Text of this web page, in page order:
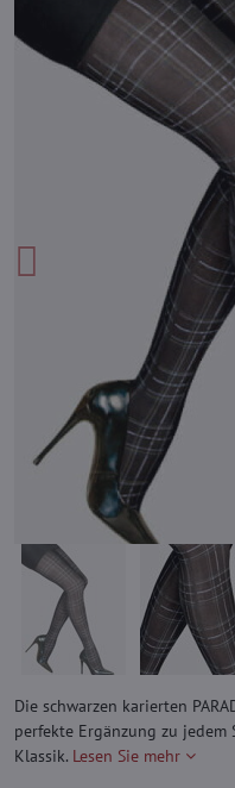
Die schwarzen karierten
perfekte Ergänzung zu
Klassik. Lesen Sie mehr